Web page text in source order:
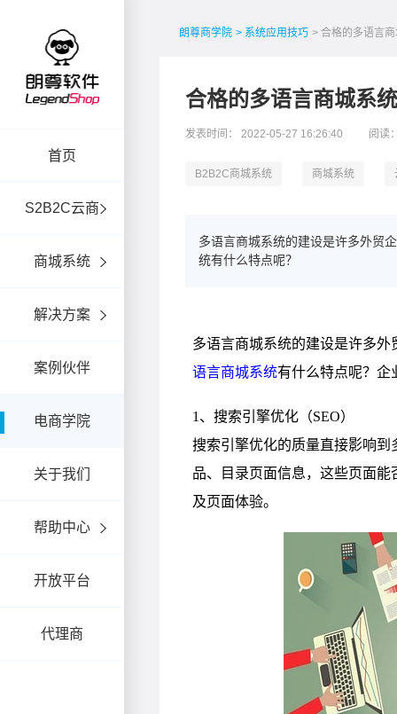
首页
S2B2C云商
商城系统
解决方案
案例伙伴
电商学院
关于我们
帮助中心
开放平台
代理商
朗尊商学院 > 系统应用技巧 > 合格的多语言
合格的多语言商城系
发表时间： 2022-05-27 16:26:40 阅读
B2B2C商城系统 商城系统
多语言商城系统的建设是许多外贸
统有什么特点呢？